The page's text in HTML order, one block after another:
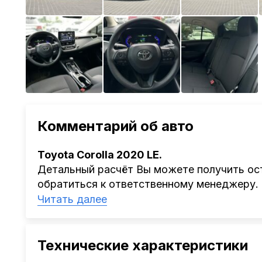
Комментарий об авто
Toyota Corolla 2020 LE.
Детальный расчёт Вы можете получить
обратиться к ответственному менеджеру.
Наша компания
проверка автомобиля, полное
растаможке. Экономьте свое время и
Читать далее
Технические характеристики